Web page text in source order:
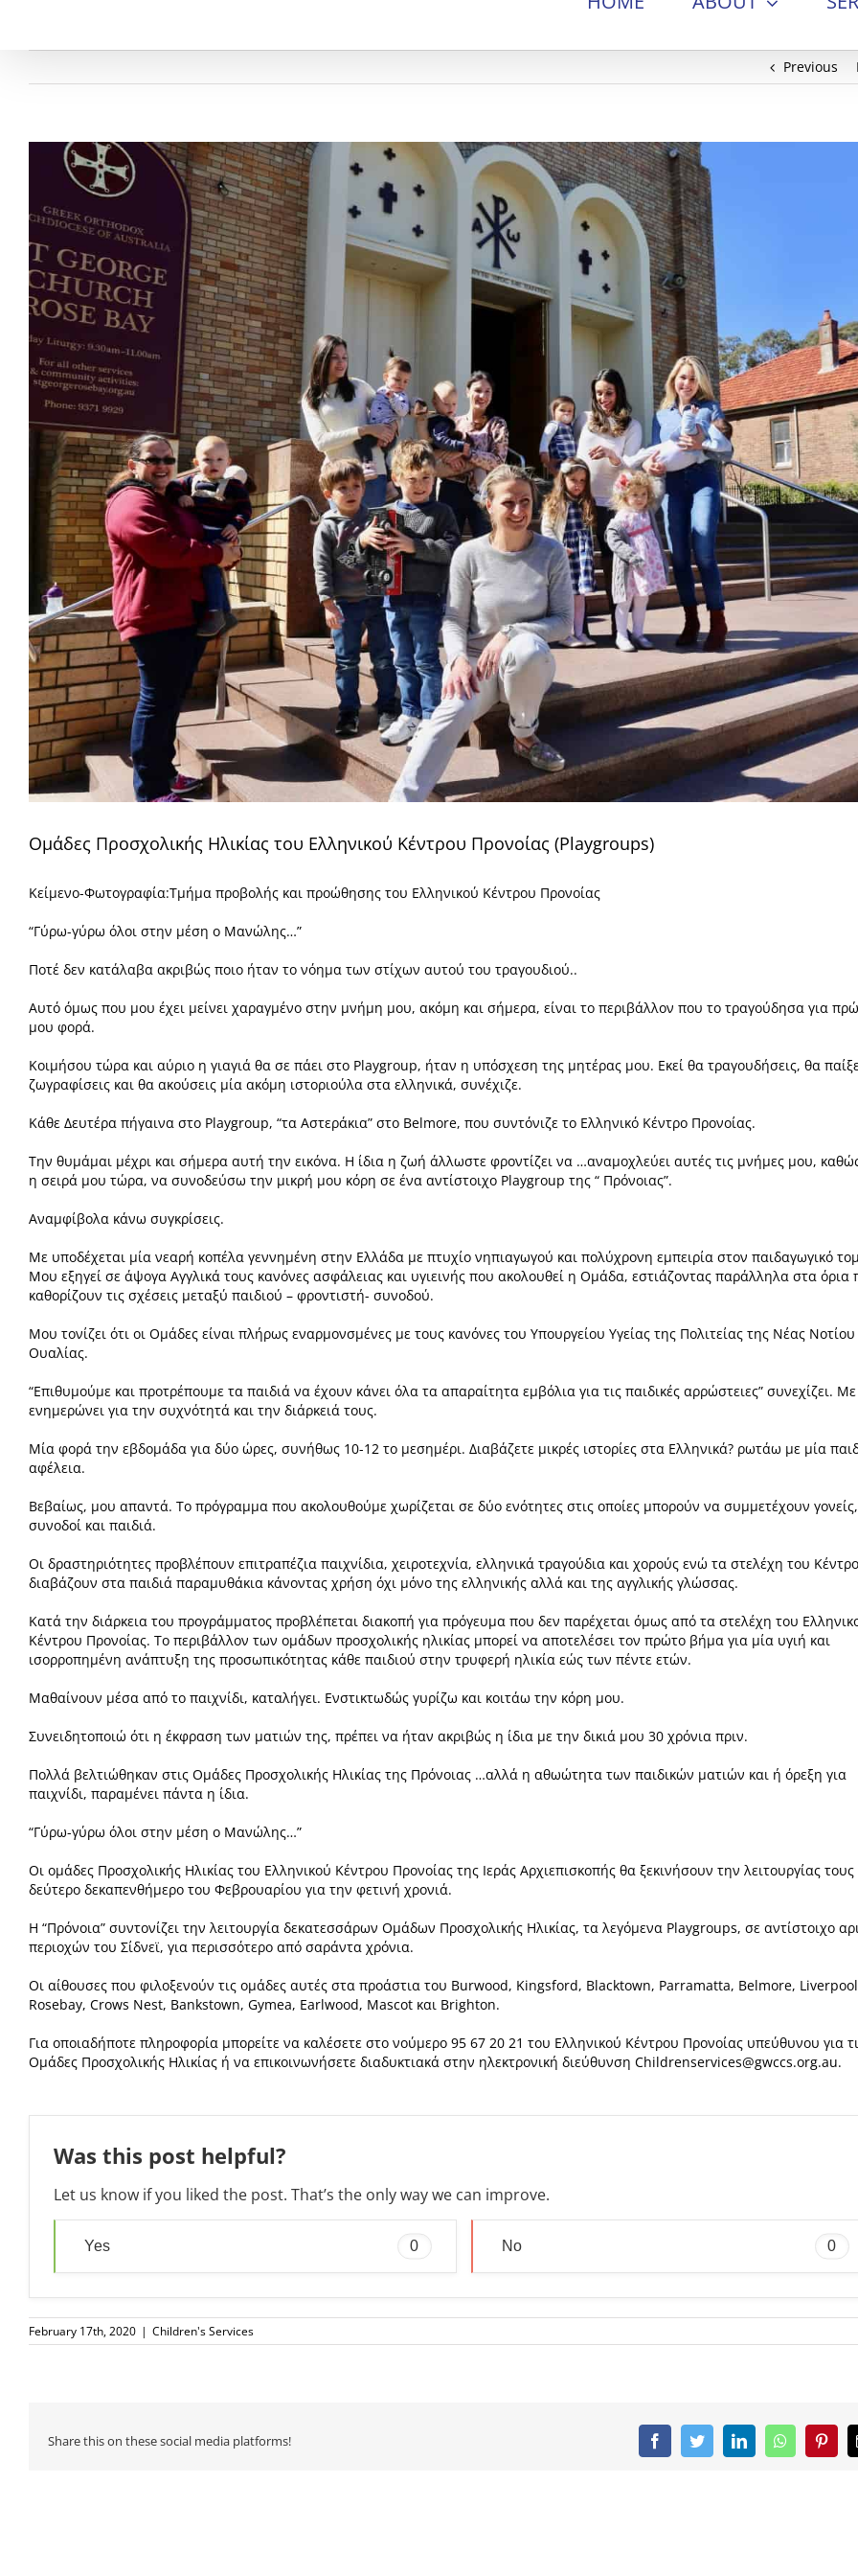
Previous
Larger
Ομάδες Προσχολικής Ηλικίας του Ελληνικού Κέντρου Προνοίας (Playgroups)
Κείμενο-Φωτογραφία:Τμήμα προβολής και προώθησης του Ελληνικού Κέντρου Προνοίας
“Γύρω-γύρω όλοι στην μέση ο Μανώλης…”
Ποτέ δεν κατάλαβα ακριβώς ποιο ήταν το νόημα των στίχων αυτού του τραγουδιού..
Αυτό όμως που μου έχει μείνει χαραγμένο στην μνήμη μου, ακόμη και σήμερα, είναι το περιβάλλον που το τραγούδησα για
μου φορά.
Κοιμήσου τώρα και αύριο η γιαγιά θα σε πάει στο Playgroup, ήταν η υπόσχεση της μητέρας μου. Εκεί θα τραγουδήσεις, θα
ζωγραφίσεις και θα ακούσεις μία ακόμη ιστοριούλα στα ελληνικά, συνέχιζε.
Κάθε Δευτέρα πήγαινα στο Playgroup, “τα Αστεράκια” στο Βelmore, που συντόνιζε το Ελληνικό Κέντρο Προνοίας.
Την θυμάμαι μέχρι και σήμερα αυτή την εικόνα. Η ίδια η ζωή άλλωστε φροντίζει να …αναμοχλεύει αυτές τις μνήμες μου,
η σειρά μου τώρα, να συνοδεύσω την μικρή μου κόρη σε ένα αντίστοιχο Playgroup της “ Πρόνοιας”.
Αναμφίβολα κάνω συγκρίσεις.
Με υποδέχεται μία νεαρή κοπέλα γεννημένη στην Ελλάδα με πτυχίο νηπιαγωγού και πολύχρονη εμπειρία στον παιδαγωγικό
Μου εξηγεί σε άψογα Αγγλικά τους κανόνες ασφάλειας και υγιεινής που ακολουθεί η Ομάδα, εστιάζοντας παράλληλα στα όρια
καθορίζουν τις σχέσεις μεταξύ παιδιού – φροντιστή- συνοδού.
Μου τονίζει ότι οι Ομάδες είναι πλήρως εναρμονσμένες με τους κανόνες του Υπουργείου Υγείας της Πολιτείας της Νέας Νοτίου
Ουαλίας.
“Επιθυμούμε και προτρέπουμε τα παιδιά να έχουν κάνει όλα τα απαραίτητα εμβόλια για τις παιδικές αρρώστειες” συνεχίζει. Με
ενημερώνει για την συχνότητά και την διάρκειά τους.
Μία φορά την εβδομάδα για δύο ώρες, συνήθως 10-12 το μεσημέρι. Διαβάζετε μικρές ιστορίες στα Ελληνικά? ρωτάω με μία
αφέλεια.
Βεβαίως, μου απαντά. Το πρόγραμμα που ακολουθούμε χωρίζεται σε δύο ενότητες στις οποίες μπορούν να συμμετέχουν γονείς,
συνοδοί και παιδιά.
Οι δραστηριότητες προβλέπουν επιτραπέζια παιχνίδια, χειροτεχνία, ελληνικά τραγούδια και χορούς ενώ τα στελέχη του
διαβάζουν στα παιδιά παραμυθάκια κάνοντας χρήση όχι μόνο της ελληνικής αλλά και της αγγλικής γλώσσας.
Κατά την διάρκεια του προγράμματος προβλέπεται διακοπή για πρόγευμα που δεν παρέχεται όμως από τα στελέχη του
Κέντρου Προνοίας. Το περιβάλλον των ομάδων προσχολικής ηλικίας μπορεί να αποτελέσει τον πρώτο βήμα για μία υγιή και
ισορροπημένη ανάπτυξη της προσωπικότητας κάθε παιδιού στην τρυφερή ηλικία εώς των πέντε ετών.
Μαθαίνουν μέσα από το παιχνίδι, καταλήγει. Ενστικτωδώς γυρίζω και κοιτάω την κόρη μου.
Συνειδητοποιώ ότι η έκφραση των ματιών της, πρέπει να ήταν ακριβώς η ίδια με την δικιά μου 30 χρόνια πριν.
Πολλά βελτιώθηκαν στις Ομάδες Προσχολικής Ηλικίας της Πρόνοιας …αλλά η αθωώτητα των παιδικών ματιών και ή όρεξη για
παιχνίδι, παραμένει πάντα η ίδια.
“Γύρω-γύρω όλοι στην μέση ο Μανώλης…”
Οι ομάδες Προσχολικής Ηλικίας του Ελληνικού Κέντρου Προνοίας της Ιεράς Αρχιεπισκοπής θα ξεκινήσουν την λειτουργίας τους
δεύτερο δεκαπενθήμερο του Φεβρουαρίου για την φετινή χρονιά.
Η “Πρόνοια” συντονίζει την λειτουργία δεκατεσσάρων Ομάδων Προσχολικής Ηλικίας, τα λεγόμενα Playgroups, σε αντίστοιχο
περιοχών του Σίδνεϊ, για περισσότερο από σαράντα χρόνια.
Oι αίθουσες που φιλοξενούν τις ομάδες αυτές στα προάστια του Burwood, Kingsford, Blacktown, Parramatta, Belmore,
Rosebay, Crows Nest, Bankstown, Gymea, Earlwood, Mascot και Brighton.
Για οποιαδήποτε πληροφορία μπορείτε να καλέσετε στο νούμερο 95 67 20 21 του Ελληνικού Κέντρου Προνοίας υπεύθυνου για
Ομάδες Προσχολικής Ηλικίας ή να επικοινωνήσετε διαδυκτιακά στην ηλεκτρονική διεύθυνση Childrenservices@gwccs.org.au.
Was this post helpful?
Let us know if you liked the post. That’s the only way we can improve.
Yes 0 No 0
February 17th, 2020 | Children's Services
Share this on these social media platforms! FacebookTwitterLinkedInWhatsApp